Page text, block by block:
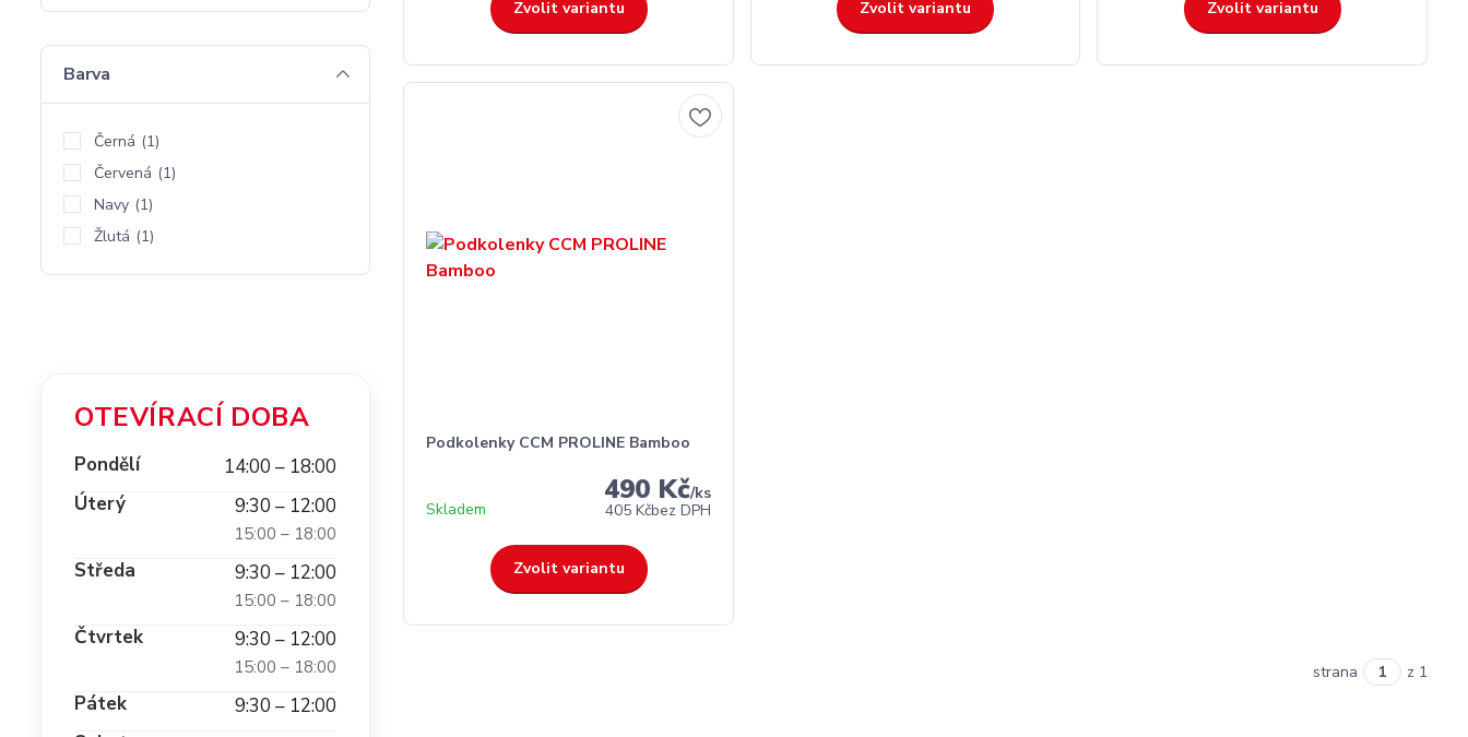
Zvolit variantu Zvolit variantu Zvolit variantu
Podkolenky CCM PROLINE Bamboo
490 Kč/ks
405 Kčbez DPH
Skladem
Zvolit variantu
strana z 1
Barva
Černá (1)
Červená (1)
Navy (1)
Žlutá (1)
OTEVÍRACÍ DOBA
Pondělí
14:00 – 18:00
Úterý
9:30 – 12:00
15:00 – 18:00
Středa 9:30 – 12:00
15:00 – 18:00
Čtvrtek 9:30 – 12:00
15:00 – 18:00
Pátek
9:30 – 12:00